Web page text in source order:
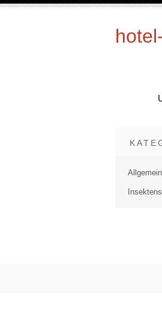
Allgemein